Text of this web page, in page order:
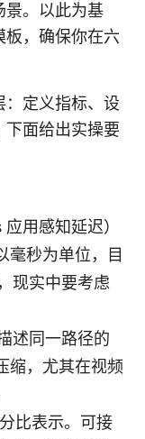
景。以此为基
，确保你在六
定义指标、设
下面给出实操要
用感知延迟）
毫秒为单位，目
现实中要考虑
述同一路径的
缩，尤其在视频
比表示。可接